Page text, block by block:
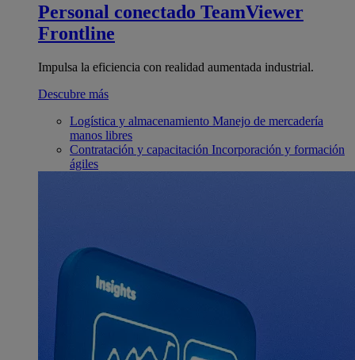
Personal conectado TeamViewer
Frontline
Impulsa la eficiencia con realidad aumentada industrial.
Descubre más
Logística y almacenamiento Manejo de mercadería
manos libres
Contratación y capacitación Incorporación y formación
ágiles